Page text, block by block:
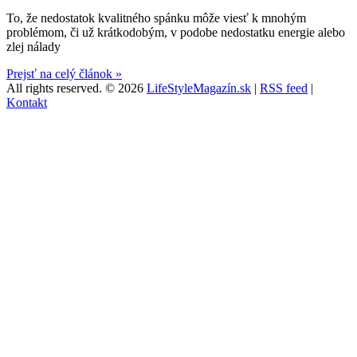
To, že nedostatok kvalitného spánku môže viesť k mnohým
problémom, či už krátkodobým, v podobe nedostatku energie alebo
zlej nálady
Prejsť na celý článok »
All rights reserved. © 2026 LifeStyleMagazín.sk | RSS feed |
Kontakt